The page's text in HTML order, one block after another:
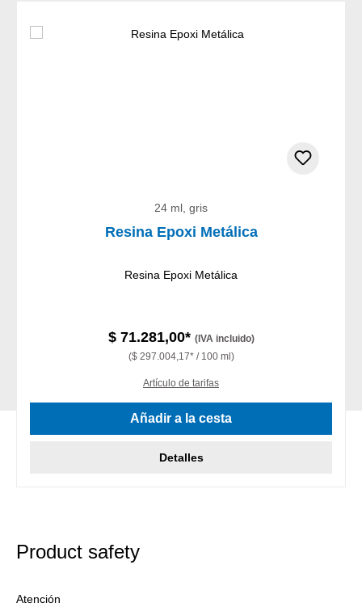
24 ml, gris
Resina Epoxi Metálica
Resina Epoxi Metálica
$ 71.281,00* (IVA incluido)
($ 297.004,17* / 100 ml)
Artículo de tarifas
Añadir a la cesta
Detalles
Product safety
Atención